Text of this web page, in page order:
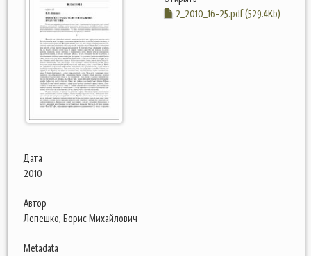
2_2010_16-25.pdf (529.4Kb)
Дата
2010
Автор
Лепешко, Борис Михайлович
Metadata